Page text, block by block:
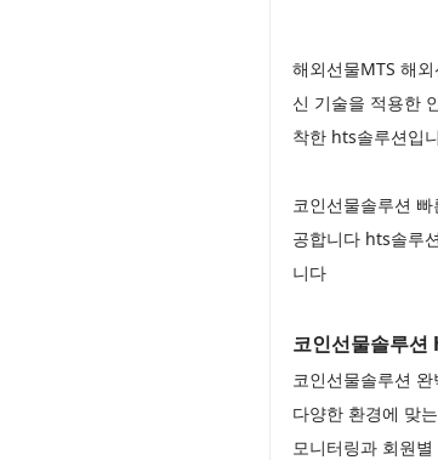
해외선물MTS 해
신 기술을 적용한
착한 hts솔루션입
코인선물솔루션
공합니다 hts솔루
니다
코인선물솔루
코인선물솔루션
다양한 환경에 맞
모니터링과 회원